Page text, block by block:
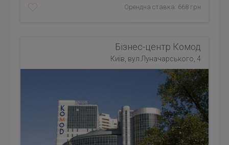
Орендна ставка: 668 грн
Бізнес-центр Комод
Київ, вул.Луначарського, 4